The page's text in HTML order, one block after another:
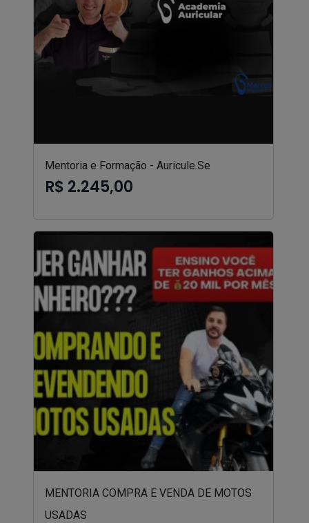
Mentoria e Formação - Auricule.Se
R$ 2.245,00
MENTORIA COMPRA E VENDA DE MOTOS
USADAS